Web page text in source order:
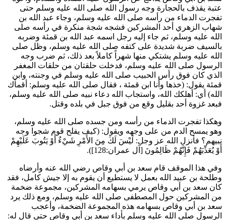
عتبة يقذف بالحجارة وجه رسول الله صلى الله عليه وسلم حتى
تفجرت الدماء من رأسه صلى الله عليه وسلم، وجاء عبد الله بن
شهاب الزهري أحد المشركين فشجه شجة منكرة في رأسه صلى
الله عليه وسلم، ثم جاء إليه رجل اسمه عبد الله بن قمئة وضربه
بالسيف ضربة شديدة على كتفه صلى الله عليه وسلم، وظل صلى
الله عليه وسلم يشتكي منها شهراً كاملاً بعد ذلك، ثم ضرب وجه
الرسول صلى الله عليه وسلم، فدخلت حلقتان من حلقات المغفر
الذي كان فوق رأس الحبيب صلى الله عليه وسلم في وجنته، و ابن
قمئة يقول: (خذها وأنا ابن قمئة ، فقال صلى الله عليه وسلم: أقمأك
الله) أي: أهلكك الله، واستجاب الله دعاء نبيه صلى الله عليه وسلم،
فبعد غزوة أحد بقليل وقع من فوق جبل في بلده وقتل.
وهكذا تفجرت الدماء من رأسه ومن جسده صلى الله عليه وسلم،
وهو يمسح الدم من على وجهه ويقول: (كيف يفلح قوم شجوا وجه
نبيهم؟ فأنزل الله عز وجل: لَيْسَ لَكَ مِنَ الأَمْرِ شَيْءٌ أَوْ يَتُوبَ عَلَيْهِمْ
أَوْ يُعَذِّبَهُمْ فَإِنَّهُمْ ظَالِمُونَ [آل عمران:128] ).
وفي هذا الموقف قام سعد بن أبي وقاص رضي الله عنه وأرضاه
وطلحة بن عبيد الله بعمل لا يستطيع أن يقوم به إلا جيش كامل، فقد
كان سعد بن أبي وقاص يرمي بسهامه المشركين، مجموعة ضخمة
من المشركين حول المصطفى صلى الله عليه وسلم، ومع ذلك يرد
سعد بن أبي وقاص بسهامه هذه المجموعة الضخمة، وأعجب
الرسول صلى الله عليه وسلم بأداء سعد بن أبي وقاص حتى قال له: